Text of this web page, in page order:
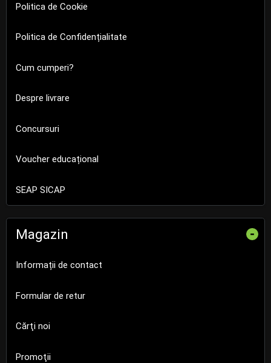
Politica de Cookie
Politica de Confidențialitate
Cum cumperi?
Despre livrare
Concursuri
Voucher educațional
SEAP SICAP
Magazin -
Informații de contact
Formular de retur
Cărţi noi
Promoţii